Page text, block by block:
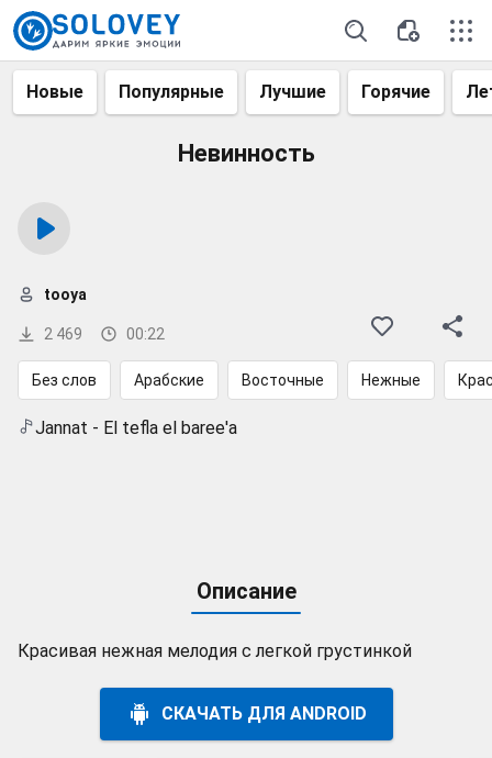
Новые Популярные Лучшие Горячие
Невинность
2 469 00:22
tooya
Без слов Арабские Восточные Нежные
Jannat - El tefla el baree'a
Описание
Красивая нежная мелодия с легкой грустинкой
СКАЧАТЬ ДЛЯ ANDROID